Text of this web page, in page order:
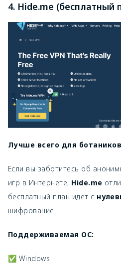
4. Hide.me (бесплатный
Лучше всего для
Если вы заботитесь об
игр в Интернете, Hide.me
бесплатный план идет с
шифрование.
Поддерживаемая ОС:
✅ Windows